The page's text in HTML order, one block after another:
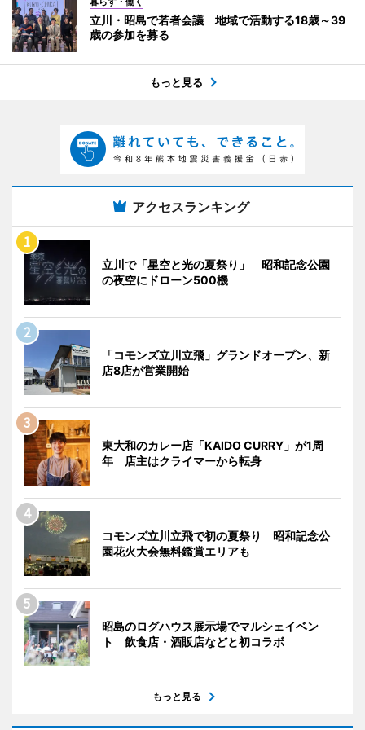
立川・昭島で若者会議 地域で活動する18歳～39
歳の参加を募る
もっと見る
アクセスランキング
立川で「星空と光の夏祭り」 昭和記念公園
の夜空にドローン500機
「コモンズ立川立飛」グランドオープン、新
店8店が営業開始
東大和のカレー店「KAIDO CURRY」が1周
年 店主はクライマーから転身
コモンズ立川立飛で初の夏祭り 昭和記念公
園花火大会無料鑑賞エリアも
昭島のログハウス展示場でマルシェイベン
ト 飲食店・酒販店などと初コラボ
もっと見る